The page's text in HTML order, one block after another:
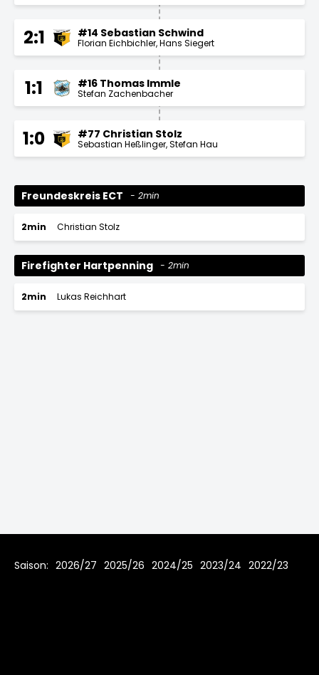
2:1 #14 Sebastian Schwind
Florian Eichbichler Hans Siegert
1:1 #16 Thomas Immle
Stefan Zachenbacher
1:0 #77 Christian Stolz
Sebastian Heßlinger Stefan Hau
Freundeskreis ECT 2min
2min Christian Stolz
Firefighter Hartpenning 2min
2min Lukas Reichhart
Saison: 2026/27 2025/26 2024/25 2023/24 2022/23